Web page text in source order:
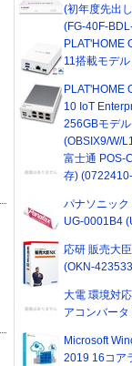
(初年度先出
(FG-40F-
PLAT'HOME
11搭載モデ
PLAT'HOME
10 IoT
256GBモデル
(OBSIX9/W/
富士通 POS-
存)
パナソニッ
UG-0001B4
応研 販売大
(OKN-
大電 環境対
アコンバー
Microsoft
2019 16コア